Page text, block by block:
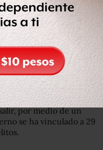
en la que aseguró,
la mano al que robe.
dijo Rodríguez
en el servicio
a la cárcel” al
actos de corrupción,
por medio de un
se ha vinculado a 29